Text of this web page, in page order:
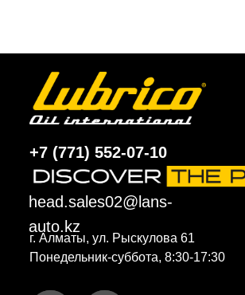
+7 (771) 552-07-10
head.sales02@lans-
auto.kz
г. Алматы, ул. Рыскулова 61
Понедельник-суббота, 8:30-17:30